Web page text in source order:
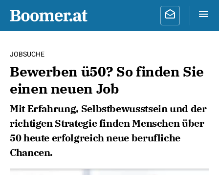
JOBSUCHE
Bewerben ü50? So finden Sie
einen neuen Job
Mit Erfahrung, Selbstbewusstsein und der
richtigen Strategie finden Menschen über
50 heute erfolgreich neue berufliche
Chancen.